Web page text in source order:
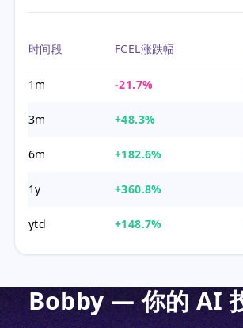
时间段 FCEL涨跌幅
1m -21.7%
3m +48.3%
6m +182.6%
1y +360.8%
ytd +148.7%
Bobby — 你的 AI